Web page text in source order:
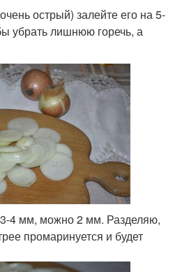
острый) залейте его на 5-
убрать лишнюю горечь, а
4 мм, можно 2 мм. Разделяю,
промаринуется и будет